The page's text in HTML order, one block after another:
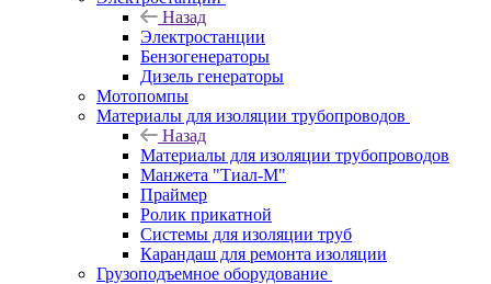
Назад
Электростанции
Бензогенераторы
Дизель генераторы
Мотопомпы
Материалы для изоляции трубопроводов
Назад
Материалы для изоляции трубопроводов
Манжета "Тиал-М"
Праймер
Ролик прикатной
Системы для изоляции труб
Карандаш для ремонта изоляции
Грузоподъемное оборудование